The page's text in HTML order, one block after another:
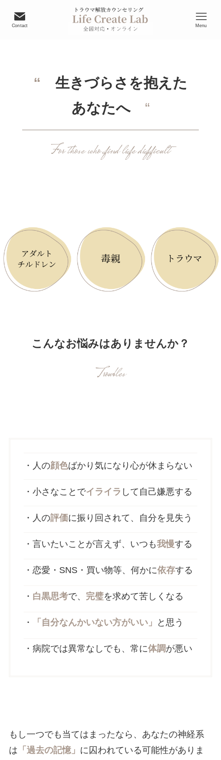
Contact Menu
“ 生きづらさを抱えた
あなたへ
“
For those who find life difficult
こんなお悩みはありませんか？
Troubles
・人の顔色ばかり気になり心が休まらない
・小さなことでイライラ して自己嫌悪する
・人の評価に振り回されて、自分を見失う
・言いたいことが言えず、いつも我慢する
・恋愛・SNS・買い物等、何かに依存する
・ 白黒思考で、 完璧を求めて苦しくなる
・ 「自分なんかいない方がいい」 と思う
・病院では異常なしでも、常に体調が悪い
もし一つでも当てはまったなら、あなたの神経系
は 「過去の記憶」 に囚われている可能性がありま